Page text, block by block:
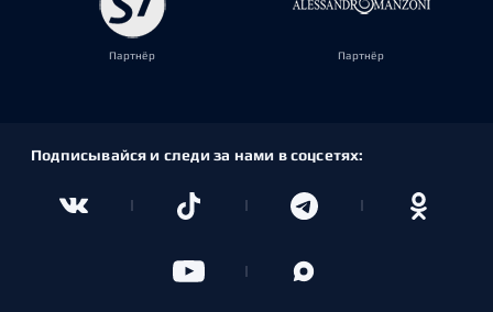
Партнёр Партнёр
Подписывайся и следи за нами в соцсетях: